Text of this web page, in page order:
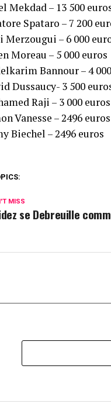
Mekdad – 13 500
Spataro – 7 200
Merzougui – 6 000
Moreau – 5 000 euros
Bannour – 4
Dussaucy- 3 500
Raji – 3 000 euros
Vanesse – 2496 euros
Biechel – 2496 euros
MISS
se Debreuille